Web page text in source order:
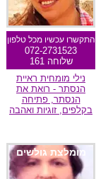
התקשרו עכשיו מכל טלפון
072-2731523
שלוחה 161
נילי מומחית ראיית
הנסתר - רואת את
הנסתר, פתיחה
בקלפים, זוגיות ואהבה
מומלצת גולשים